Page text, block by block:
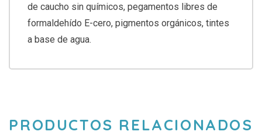
de caucho sin químicos, pegamentos libres de
formaldehído E-cero, pigmentos orgánicos, tintes
a base de agua.
PRODUCTOS RELACIONADOS